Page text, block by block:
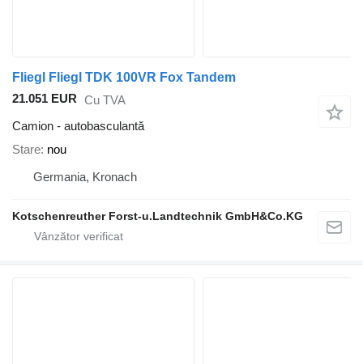
Fliegl Fliegl TDK 100VR Fox Tandem
21.051 EUR Cu TVA
Camion - autobasculantă
Stare nou
Germania, Kronach
Kotschenreuther Forst-u.Landtechnik GmbH&Co.KG